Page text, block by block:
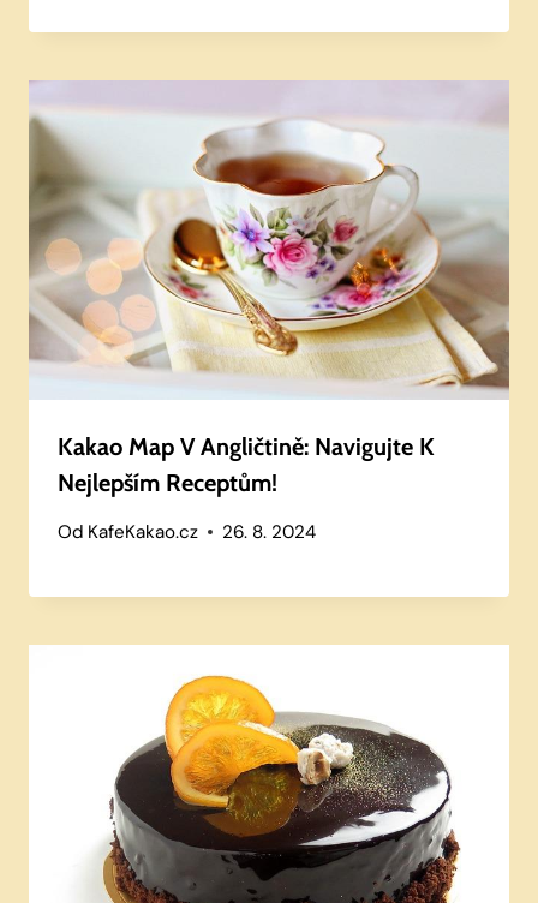
Kakao Map V Angličtině: Navigujte K
Nejlepším Receptům!
Od KafeKakao.cz 26. 8. 2024